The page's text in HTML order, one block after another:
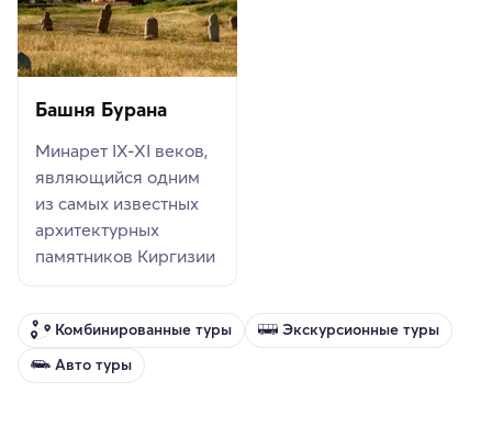
Башня Бурана
Минарет IX-XI веков,
являющийся одним
из самых известных
архитектурных
памятников Киргизии
Комбинированные туры
Экскурсионные туры
Авто туры